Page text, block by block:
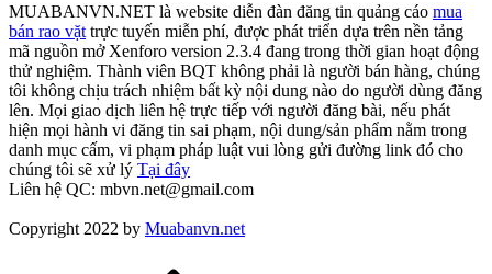
MUABANVN.NET là website diễn đàn đăng tin quảng cáo mua
bán rao vặt trực tuyến miễn phí, được phát triển dựa trên nền tảng
mã nguồn mở Xenforo version 2.3.4 đang trong thời gian hoạt động
thử nghiệm. Thành viên BQT không phải là người bán hàng, chúng
tôi không chịu trách nhiệm bất kỳ nội dung nào do người dùng đăng
lên. Mọi giao dịch liên hệ trực tiếp với người đăng bài, nếu phát
hiện mọi hành vi đăng tin sai phạm, nội dung/sản phẩm nằm trong
danh mục cấm, vi phạm pháp luật vui lòng gửi đường link đó cho
chúng tôi sẽ xử lý Tại đây
Liên hệ QC: mbvn.net@gmail.com
Copyright 2022 by Muabanvn.net